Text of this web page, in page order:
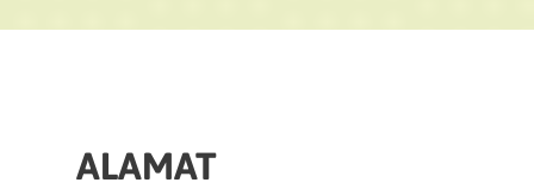
ALAMAT